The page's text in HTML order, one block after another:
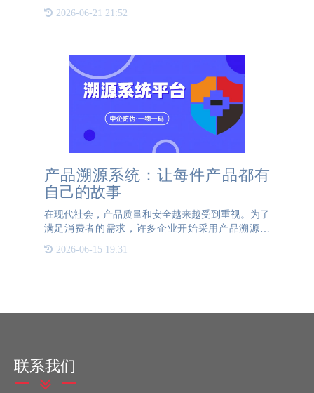
仅效率低下，还容易出现人为错误，导致管理成本增
加和客户满意度下降。RFID（射频识别）技术的出
2026-06-21 21:52
产品溯源系统：让每件产品都有
自己的故事
在现代社会，产品质量和安全越来越受到重视。为了
满足消费者的需求，许多企业开始采用产品溯源系
统。那么，什么是产品溯源系统呢？产品溯源系统的
组成是什么呢？让我们一起来了解一下。什么是产品
2026-06-15 19:31
联系我们